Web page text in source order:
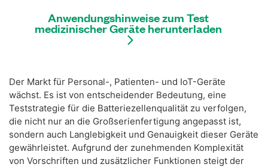
Anwendungshinweise zum Test
medizinischer Geräte herunterladen
Der Markt für Personal-, Patienten- und IoT-Geräte
wächst. Es ist von entscheidender Bedeutung, eine
Teststrategie für die Batteriezellenqualität zu verfolgen,
die nicht nur an die Großserienfertigung angepasst ist,
sondern auch Langlebigkeit und Genauigkeit dieser Geräte
gewährleistet. Aufgrund der zunehmenden Komplexität
von Vorschriften und zusätzlicher Funktionen steigt der